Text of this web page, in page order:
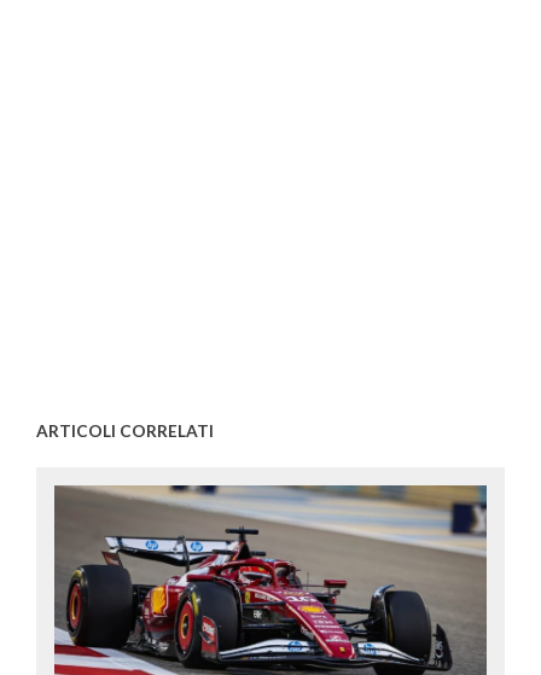
ARTICOLI CORRELATI